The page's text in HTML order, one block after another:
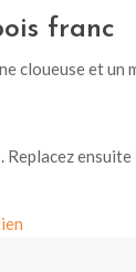
franc
cloueuse et